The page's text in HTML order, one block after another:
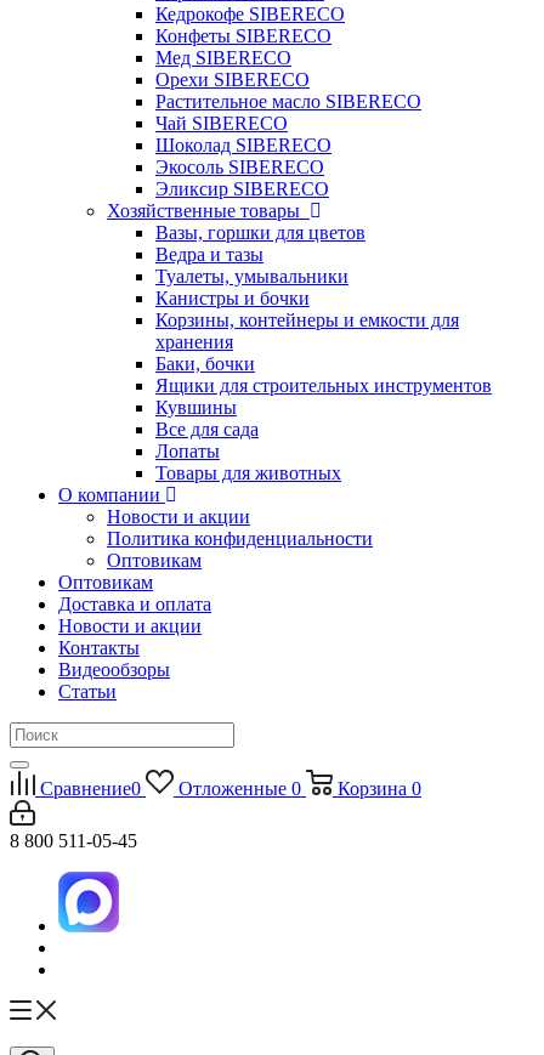
Кедрокофе SIBERECO
Конфеты SIBERECO
Мед SIBERECO
Орехи SIBERECO
Растительное масло SIBERECO
Чай SIBERECO
Шоколад SIBERECO
Экосоль SIBERECO
Эликсир SIBERECO
Хозяйственные товары
Вазы, горшки для цветов
Ведра и тазы
Туалеты, умывальники
Канистры и бочки
Корзины, контейнеры и емкости для
хранения
Баки, бочки
Ящики для строительных инструментов
Кувшины
Все для сада
Лопаты
Товары для животных
О компании
Новости и акции
Политика конфиденциальности
Оптовикам
Оптовикам
Доставка и оплата
Новости и акции
Контакты
Видеообзоры
Статьи
Сравнение0 Отложенные 0 Корзина 0
8 800 511-05-45